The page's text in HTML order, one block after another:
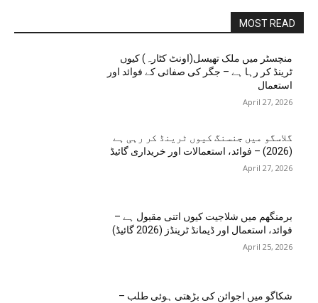
MOST READ
منچسٹر میں ملک تھیسل(اونٹ کٹارہ) کیوں
ٹرینڈ کر رہا ہے – جگر کی صفائی کے فوائد اور
استعمال
April 27, 2026
گلاسگو میں جنسنگ کیوں ٹرینڈ کر رہی ہے
(2026) – فوائد، استعمالات اور خریداری گائیڈ
April 27, 2026
برمنگھم میں شلاجیت کیوں اتنی مقبول ہے –
فوائد، استعمال اور ڈیمانڈ ٹرینڈز (2026 گائیڈ)
April 25, 2026
شکاگو میں اجوائن کی بڑھتی ہوئی طلب –